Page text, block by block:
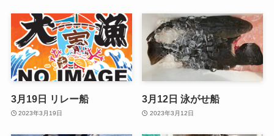
3月19日 リレー船
2023年3月19日
3月12日 泳がせ船
2023年3月12日